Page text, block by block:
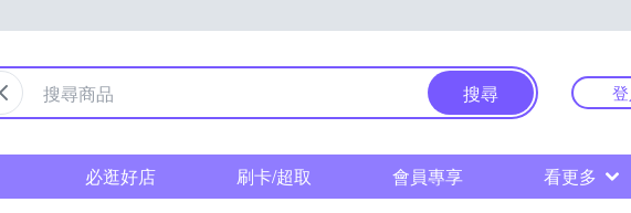
搜尋
必逛好店 刷卡/超取 會員專享 看更多